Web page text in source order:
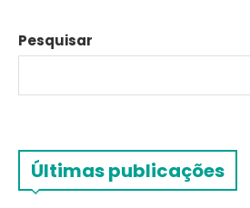
Pesquisar
Últimas publicações